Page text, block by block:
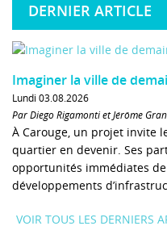
DERNIER ARTICLE
Imaginer la ville de
Lundi 03.08.2026
Par Diego Rigamonti et Jérôme
À Carouge, un projet invite
quartier en devenir. Ses
opportunités immédiates
développements
VOIR TOUS LES DERNIERS